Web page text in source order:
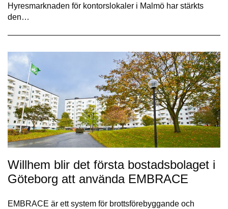
Hyresmarknaden för kontorslokaler i Malmö har stärkts
den…
Willhem blir det första bostadsbolaget i
Göteborg att använda EMBRACE
EMBRACE är ett system för brottsförebyggande och